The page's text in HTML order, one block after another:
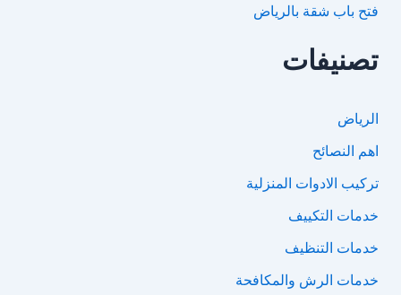
فتح باب شقة بالرياض
تصنيفات
الرياض
اهم النصائح
تركيب الادوات المنزلية
خدمات التكييف
خدمات التنظيف
خدمات الرش والمكافحة